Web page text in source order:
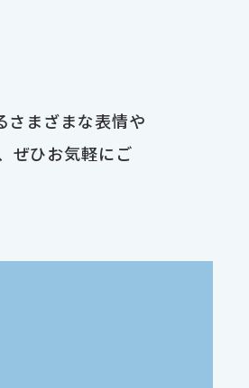
さまざまな表情や
ぜひお気軽にご